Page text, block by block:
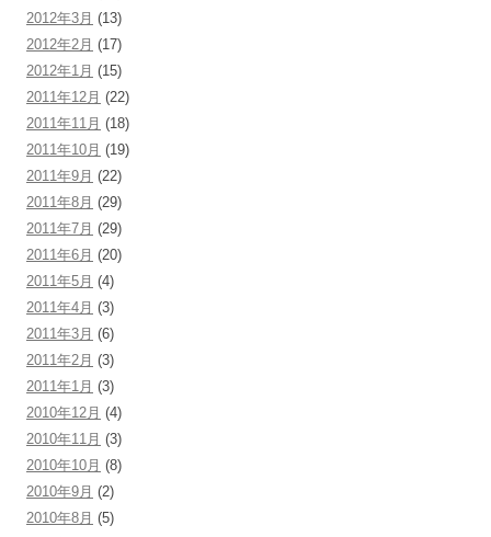
2012年3月 (13)
2012年2月 (17)
2012年1月 (15)
2011年12月 (22)
2011年11月 (18)
2011年10月 (19)
2011年9月 (22)
2011年8月 (29)
2011年7月 (29)
2011年6月 (20)
2011年5月 (4)
2011年4月 (3)
2011年3月 (6)
2011年2月 (3)
2011年1月 (3)
2010年12月 (4)
2010年11月 (3)
2010年10月 (8)
2010年9月 (2)
2010年8月 (5)